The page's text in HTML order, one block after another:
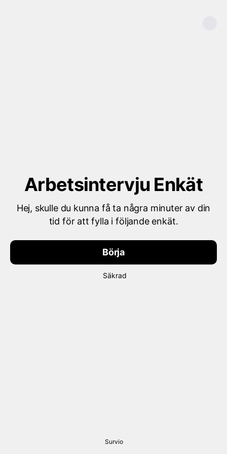
Arbetsintervju Enkät
Hej, skulle du kunna få ta några minuter av din
tid för att fylla i följande enkät.
Börja
Säkrad
Survio